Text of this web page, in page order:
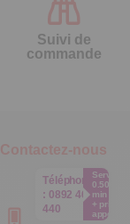
Suivi de
commande
Contactez-nous
Téléphone
: 0892 460
440
Service
0.50€ /
min
+ prix
appel